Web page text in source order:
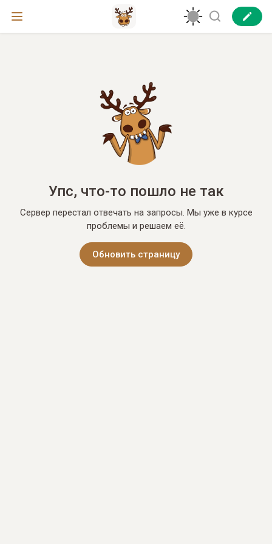
Упс, что-то пошло не так
Сервер перестал отвечать на запросы. Мы уже в курсе
проблемы и решаем её.
Обновить страницу